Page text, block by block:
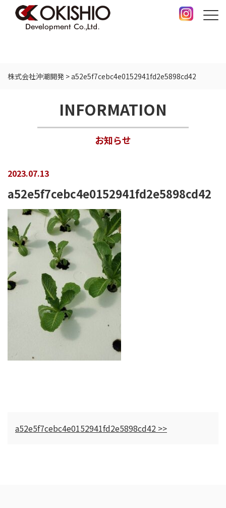
株式会社沖潮開発 >a52e5f7cebc4e0152941fd2e5898cd42
INFORMATION
お知らせ
2023.07.13
a52e5f7cebc4e0152941fd2e5898cd42
a52e5f7cebc4e0152941fd2e5898cd42 >>